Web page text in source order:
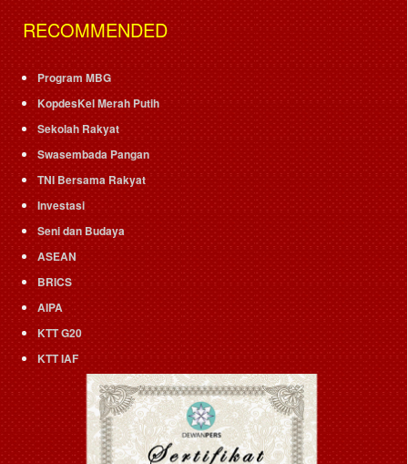
RECOMMENDED
Program MBG
KopdesKel Merah Putih
Sekolah Rakyat
Swasembada Pangan
TNI Bersama Rakyat
Investasi
Seni dan Budaya
ASEAN
BRICS
AIPA
KTT G20
KTT IAF